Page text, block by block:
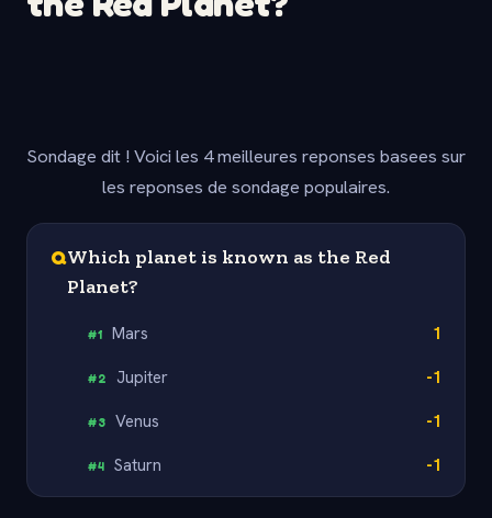
Sondage dit ! Voici les 4 meilleures reponses basees sur
les reponses de sondage populaires.
QWhich planet is known as the Red
Planet?
#1 Mars 1
#2 Jupiter -1
#3 Venus -1
#4 Saturn -1